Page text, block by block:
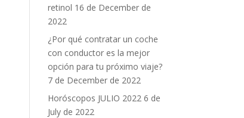
retinol 16 de December de
2022
¿Por qué contratar un coche
con conductor es la mejor
opción para tu próximo viaje?
7 de December de 2022
Horóscopos JULIO 2022 6 de
July de 2022